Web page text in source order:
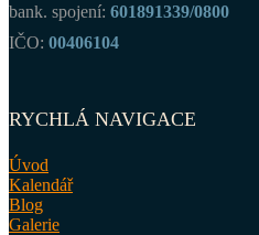
bank. spojení: 601891339/0800
IČO: 00406104
RYCHLÁ NAVIGACE
Úvod
Kalendář
Blog
Galerie